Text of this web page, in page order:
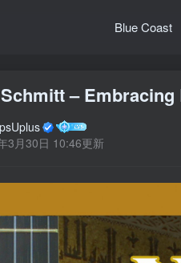
Blue Coast
– Embracing
3月30日 10:46更新